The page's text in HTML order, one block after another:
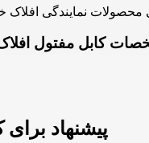
محصولات نمایندگی افلاک
کابل مفتول
پیشنهاد